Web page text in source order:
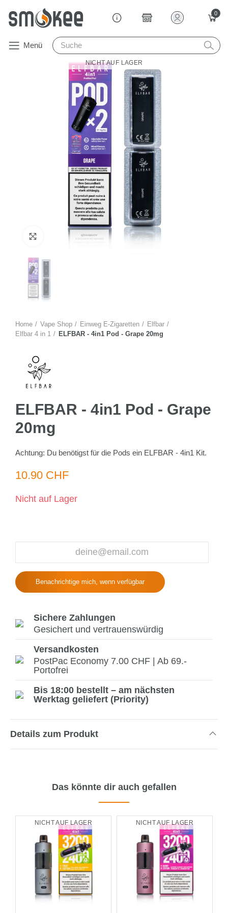
0
Menü
NICHT AUF LAGER
Zum Vergrössern anklicken
Home Vape Shop Einweg E-Zigaretten
Elfbar
Elfbar 4 in 1
ELFBAR - 4in1 Pod - Grape 20mg
ELFBAR - 4in1 Pod - Grape
20mg
Achtung: Du benötigst für die Pods ein ELFBAR - 4in1 Kit.
10.90 CHF
Nicht auf Lager
Benachrichtige mich, wenn verfügbar
Sichere Zahlungen
Gesichert und vertrauenswürdig
Versandkosten
PostPac Economy 7.00 CHF | Ab 69.-
Portofrei
Bis 18:00 bestellt – am nächsten
Werktag geliefert (Priority)
Details zum Produkt
Das könnte dir auch gefallen
NICHT AUF LAGER NICHT AUF LAGER